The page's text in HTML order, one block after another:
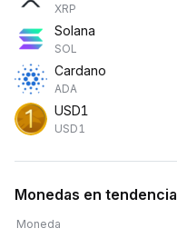
XRP
Solana
SOL
Cardano
ADA
USD1
USD1
Monedas en tendencia
Moneda